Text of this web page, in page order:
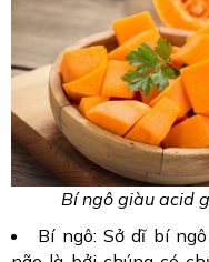
Bí ngô giàu acid
Bí ngô: Sở dĩ bí